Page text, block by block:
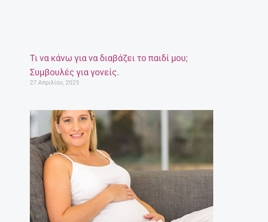
Τι να κάνω για να διαβάζει το παιδί μου;
Συμβουλές για γονείς.
27 Απριλίου, 2025